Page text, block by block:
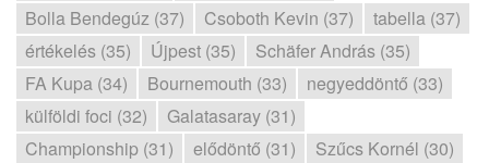
Bolla Bendegúz (37)
Csoboth Kevin (37)
tabella (37)
értékelés (35)
Újpest (35)
Schäfer András (35)
FA Kupa (34)
Bournemouth (33)
negyeddöntő (33)
külföldi foci (32)
Galatasaray (31)
Championship (31)
elődöntő (31)
Szűcs Kornél (30)